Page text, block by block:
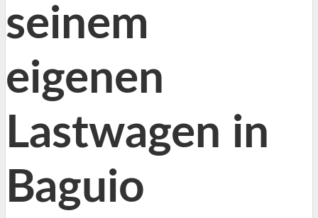
seinem
eigenen
Lastwagen in
Baguio